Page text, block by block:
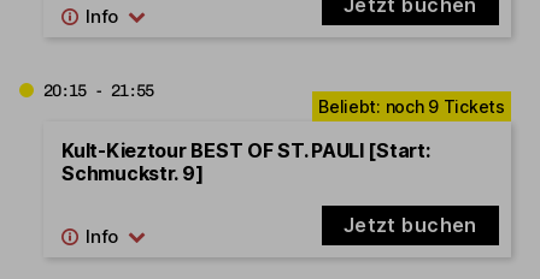
20:15 - 21:55
Kult-Kieztour BEST OF ST. PAULI [Start:
Schmuckstr. 9]
Jetzt buchen